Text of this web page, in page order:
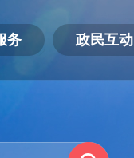
务 政民互动